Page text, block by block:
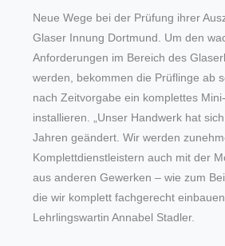
Neue Wege bei der Prüfung ihrer
Glaser Innung Dortmund. Um den
Anforderungen im Bereich des
werden, bekommen die Prüflinge ab
nach Zeitvorgabe ein komplettes
installieren. „Unser Handwerk hat
Jahren geändert. Wir werden
Komplettdienstleistern auch mit der
aus anderen Gewerken – wie zum
die wir komplett fachgerecht
Lehrlingswartin Annabel Stadler.